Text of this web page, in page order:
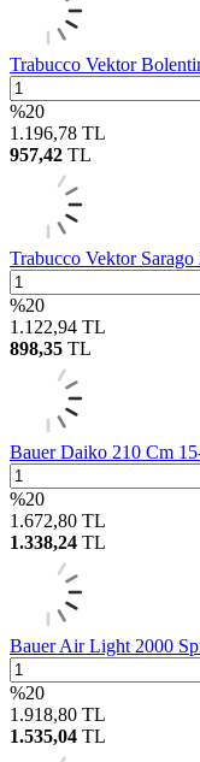
Trabucco Vektor
%20
1.196,78 TL
957,42 TL
Trabucco Vektor
%20
1.122,94 TL
898,35 TL
Bauer Daiko 210 Cm
%20
1.672,80 TL
1.338,24 TL
Bauer Air Light 2000
%20
1.918,80 TL
1.535,04 TL